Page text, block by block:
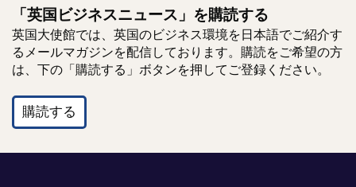
「英国ビジネスニュース」を購読する
英国大使館では、英国のビジネス環境を日本語でご紹介す
るメールマガジンを配信しております。購読をご希望の方
は、下の「購読する」ボタンを押してご登録ください。
購読する